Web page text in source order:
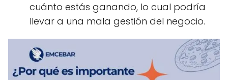
cuánto estás ganando, lo cual podría
llevar a una mala gestión del negocio.